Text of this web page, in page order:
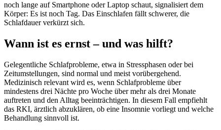
noch lange auf Smartphone oder Laptop schaut, signalisiert dem
Körper: Es ist noch Tag. Das Einschlafen fällt schwerer, die
Schlafdauer verkürzt sich.
Wann ist es ernst – und was hilft?
Gelegentliche Schlafprobleme, etwa in Stressphasen oder bei
Zeitumstellungen, sind normal und meist vorübergehend.
Medizinisch relevant wird es, wenn Schlafprobleme über
mindestens drei Nächte pro Woche über mehr als drei Monate
auftreten und den Alltag beeinträchtigen. In diesem Fall empfiehlt
das RKI, ärztlich abzuklären, ob eine Insomnie vorliegt und welche
Behandlung sinnvoll ist.